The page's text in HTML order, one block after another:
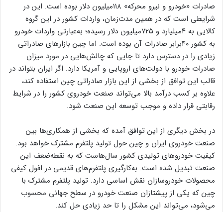
صادرات «خودرو و نیرو محرکه» ۱۱۸میلیون دلار بوده است. این در
شرایطی است که در همین مدت‌زمان، واردات کشور در این گروه
کالایی به ۴میلیارد و ۷۲۵میلیون دلار رسیده؛ به‌عبارتی واردات خودرو
به کشور ۴۰برابر صادرات آن بوده است. اما چین بازارهای صادراتی
زیادی را در دسترس دارد تا جایی که چالش‌هایی در مورد میزان
صادرات خودرو با دولت‌های اروپایی و آمریکا دارد. اگر ایران بتواند در
قالب این توافق از بخشی از این بازار صادراتی چین استفاده کند،
علاوه بر کسب درآمد بالا می‌تواند صنعت خودروی کشور را در شرایط
رقابتی قرار داده و موجب توسعه این صنعت شود.
در بخش دیگری از این توافق آمده که بخشی از همکاری‌ها بین
صنعت خودروی ایران و چین حول تولید پلتفرم مشترک خواهد بود.
کیفیت خودروهای تولیدی کشور سال‌هاست که به نقطه‌ضعف این
صنعت تبدیل شده است. به‌کارگیری پلتفرم‌های قدیمی در افول کیفی
محصولات خودروسازان نقش اساسی دارد. تولید پلتفرم مشترک با
چین که یکی از پیشتازان صنعت خودرو در سطح جهانی محسوب
می‌شود، می‌تواند این مشکل را تا حد زیادی حل کند.